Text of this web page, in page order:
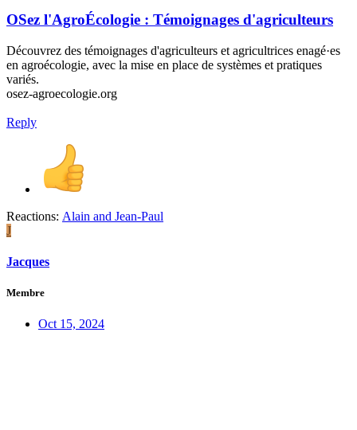
OSez l'AgroÉcologie : Témoignages d'agriculteurs
Découvrez des témoignages d'agriculteurs et agricultrices enagé·es
en agroécologie, avec la mise en place de systèmes et pratiques
variés.
osez-agroecologie.org
Reply
Reactions: Alain and Jean-Paul
J
Jacques
Membre
Oct 15, 2024